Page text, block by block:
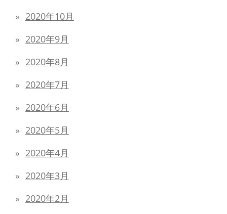
2020年10月
2020年9月
2020年8月
2020年7月
2020年6月
2020年5月
2020年4月
2020年3月
2020年2月